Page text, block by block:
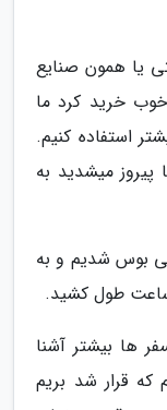
یا همون صنایع
خرید کرد ما
استفاده کنیم.
پیروز میشدید به
بوس شدیم و به
ها بیشتر آشنا
که قرار شد بریم